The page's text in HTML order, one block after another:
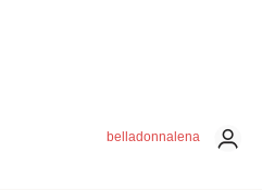
belladonnalena